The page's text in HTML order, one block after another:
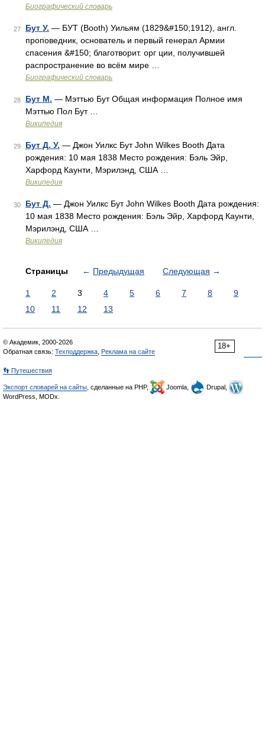
Биографический словарь
27 Бут У. — БУТ (Booth) Уильям (1829&#150;1912), англ.
проповедник, основатель и первый генерал Армии
спасения &#150; благотворит. орг ции, получившей
распространение во всём мире …
Биографический словарь
28 Бут М. — Мэттью Бут Общая информация Полное имя
Мэттью Пол Бут …
Википедия
29 Бут Д. У. — Джон Уилкс Бут John Wilkes Booth Дата
рождения: 10 мая 1838 Место рождения: Бэль Эйр,
Харфорд Каунти, Мэрилэнд, США …
Википедия
30 Бут Д. — Джон Уилкс Бут John Wilkes Booth Дата рождения:
10 мая 1838 Место рождения: Бэль Эйр, Харфорд Каунти,
Мэрилэнд, США …
Википедия
Страницы ← Предыдущая Следующая →
1 2 3 4 5 6 7 8
9
10
11 12 13
18+
© Академик, 2000-2026
Обратная связь: Техподдержка Реклама на сайте
👣 Путешествия
Экспорт словарей на сайты , сделанные на PHP, Joomla,
Drupal,
WordPress, MODx.